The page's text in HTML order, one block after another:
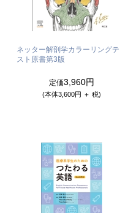
ネッター解剖学カラーリング
スト 原書第3版
定価3,960円
(本体3,600円 ＋ 税)